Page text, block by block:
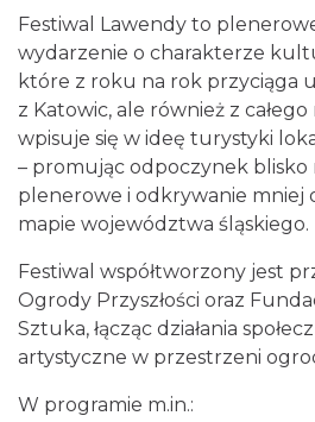
OFF Festival 2026
Katowice
4.94 km
CO, GDZIE, KIEDY W
Festiwal Lawendy to
wydarzenie o charakterze
które z roku na rok przyciąga
z Katowic, ale również z
wpisuje się w ideę turystyki
– promując odpoczynek blisko
plenerowe i odkrywanie mniej
mapie województwa śląskiego.
Festiwal współtworzony jest
Ogrody Przyszłości oraz
Sztuka, łącząc działania
artystyczne w przestrzeni
W programie m.in.: